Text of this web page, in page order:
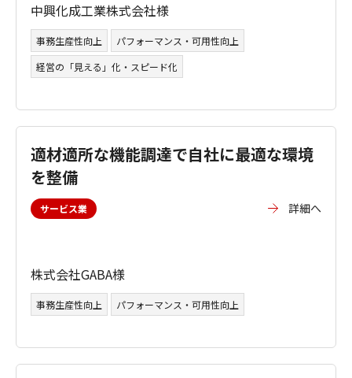
中興化成工業株式会社様
事務生産性向上
パフォーマンス・可用性向上
経営の「見える」化・スピード化
適材適所な機能調達で自社に最適な環境
を整備
サービス業 詳細へ
株式会社GABA様
事務生産性向上 パフォーマンス・可用性向上